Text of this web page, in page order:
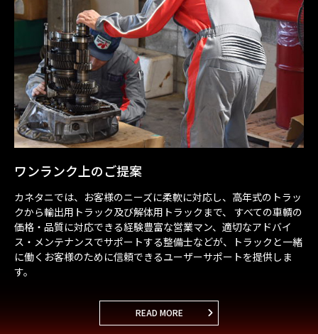
ワンランク上のご提案
カネタニでは、お客様のニーズに柔軟に対応し、 高年式のトラッ
クから輸出用トラック及び解体用トラックまで、
すべての車輌の
価格・品質に対応できる経験豊富な営業マン、 適切なアドバイ
ス・メンテナンスでサポートする整備士などが、
トラックと一緒
に働くお客様のために信頼できるユーザーサポートを提供しま
す。
READ MORE